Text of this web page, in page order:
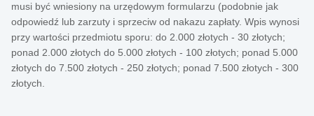
musi być wniesiony na urzędowym formularzu (podobnie jak
odpowiedź lub zarzuty i sprzeciw od nakazu zapłaty. Wpis wynosi
przy wartości przedmiotu sporu: do 2.000 złotych - 30 złotych;
ponad 2.000 złotych do 5.000 złotych - 100 złotych; ponad 5.000
złotych do 7.500 złotych - 250 złotych; ponad 7.500 złotych - 300
złotych.